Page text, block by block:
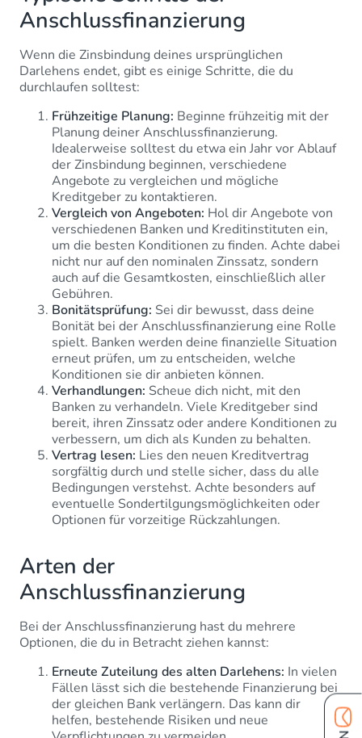
Anschlussfinanzierung
Wenn die Zinsbindung deines ursprünglichen
Darlehens endet, gibt es einige Schritte, die du
durchlaufen solltest:
Frühzeitige Planung: Beginne frühzeitig mit der
Planung deiner Anschlussfinanzierung.
Idealerweise solltest du etwa ein Jahr vor Ablauf
der Zinsbindung beginnen, verschiedene
Angebote zu vergleichen und mögliche
Kreditgeber zu kontaktieren.
Vergleich von Angeboten: Hol dir Angebote von
verschiedenen Banken und Kreditinstituten ein,
um die besten Konditionen zu finden. Achte dabei
nicht nur auf den nominalen Zinssatz, sondern
auch auf die Gesamtkosten, einschließlich aller
Gebühren.
Bonitätsprüfung: Sei dir bewusst, dass deine
Bonität bei der Anschlussfinanzierung eine Rolle
spielt. Banken werden deine finanzielle Situation
erneut prüfen, um zu entscheiden, welche
Konditionen sie dir anbieten können.
Verhandlungen: Scheue dich nicht, mit den
Banken zu verhandeln. Viele Kreditgeber sind
bereit, ihren Zinssatz oder andere Konditionen zu
verbessern, um dich als Kunden zu behalten.
Vertrag lesen: Lies den neuen Kreditvertrag
sorgfältig durch und stelle sicher, dass du alle
Bedingungen verstehst. Achte besonders auf
eventuelle Sondertilgungsmöglichkeiten oder
Optionen für vorzeitige Rückzahlungen.
Arten der
Anschlussfinanzierung
Bei der Anschlussfinanzierung hast du mehrere
Optionen, die du in Betracht ziehen kannst:
Erneute Zuteilung des alten Darlehens: In vielen
Fällen lässt sich die bestehende Finanzierung bei
der gleichen Bank verlängern. Das kann dir
helfen, bestehende Risiken und neue